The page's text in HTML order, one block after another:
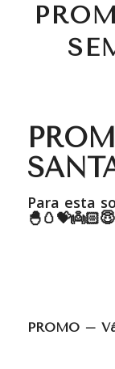
Para esta
🐣🥚💝👼🏻😇
PROMO –